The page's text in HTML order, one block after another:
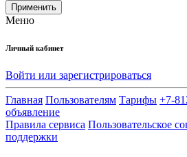
Применить
Меню
Личный кабинет
Войти или зарегистрироваться
Главная Пользователям Тарифы +7-
объявление
Правила сервиса Пользовательское
поддержки